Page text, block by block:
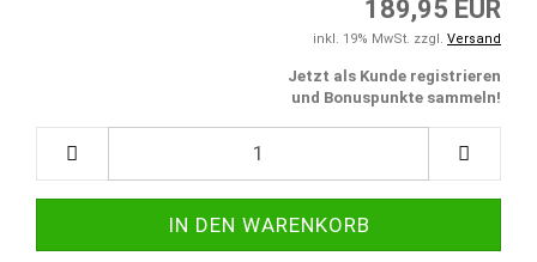
189,95 EUR
inkl. 19% MwSt. zzgl. Versand
Jetzt als Kunde registrieren
und Bonuspunkte sammeln!